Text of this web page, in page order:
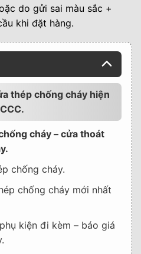
do gửi sai màu sắc +
khi đặt hàng.
thép chống cháy hiện
cháy – cửa thoát
chống cháy.
chống cháy mới nhất
kiện đi kèm – báo giá